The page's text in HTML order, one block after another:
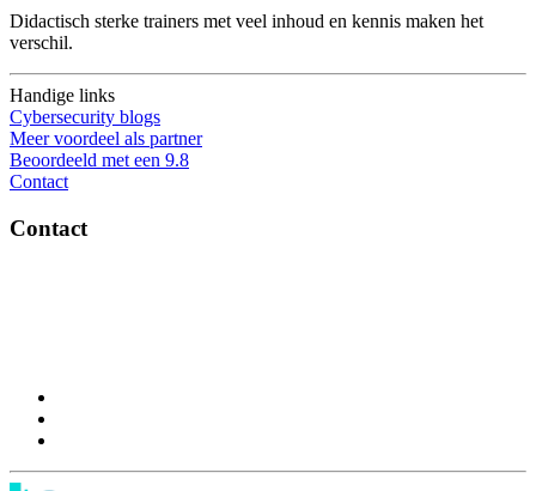
Didactisch sterke trainers met veel inhoud en kennis maken het
verschil.
Handige links
Cybersecurity blogs
Meer voordeel als partner
Beoordeeld met een 9.8
Contact
Contact